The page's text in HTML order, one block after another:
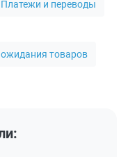
Платежи и переводы
товаров